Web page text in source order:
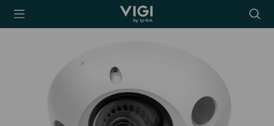
TP-Link, Reliably
icon